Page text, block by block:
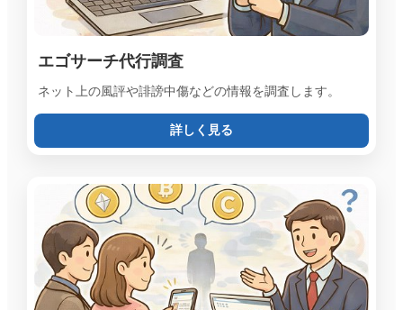
エゴサーチ代行調査
ネット上の風評や誹謗中傷などの情報を調査します。
詳しく見る